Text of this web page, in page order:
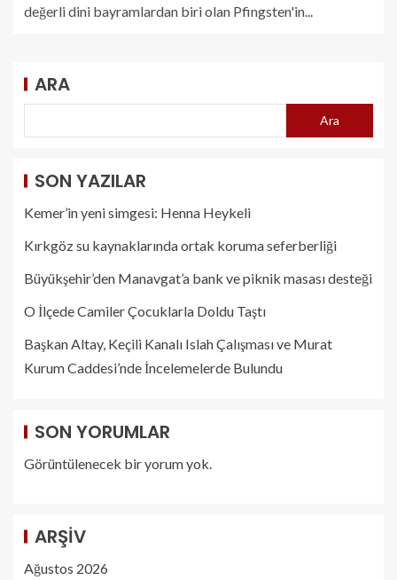
değerli dini bayramlardan biri olan Pfingsten'in...
ARA
Ara
SON YAZILAR
Kemer’in yeni simgesi: Henna Heykeli
Kırkgöz su kaynaklarında ortak koruma seferberliği
Büyükşehir’den Manavgat’a bank ve piknik masası desteği
O İlçede Camiler Çocuklarla Doldu Taştı
Başkan Altay, Keçili Kanalı Islah Çalışması ve Murat
Kurum Caddesi’nde İncelemelerde Bulundu
SON YORUMLAR
Görüntülenecek bir yorum yok.
ARŞIV
Ağustos 2026